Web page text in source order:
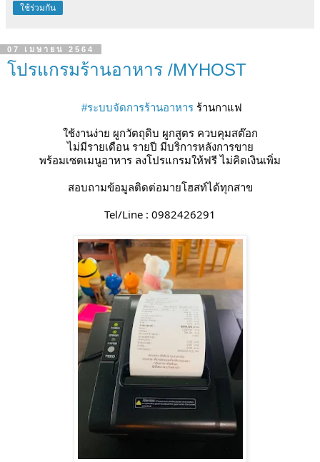
ใช้ร่วมกัน
07 เมษายน 2564
โปรแกรมร้านอาหาร /MYHOST
#ระบบจัดการร้านอาหาร ร้านกาแฟ
ใช้งานง่าย ผูกวัตถุดิบ ผูกสูตร ควบคุมสต๊อก
ไม่มีรายเดือน รายปี มีบริการหลังการขาย
พร้อมเซตเมนูอาหาร ลงโปรแกรมให้ฟรี ไม่คิดเงินเพิ่ม
สอบถามข้อมูลติดต่อมายโฮสท์ได้ทุกสาข
Tel/Line : 0982426291